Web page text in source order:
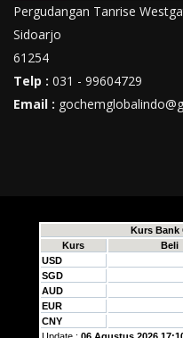
Pergudangan Tanrise
Sidoarjo
61254
Telp : 031 - 99604729
Email :